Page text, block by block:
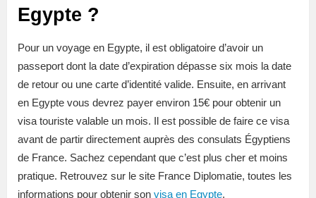
Egypte ?
Pour un voyage en Egypte, il est obligatoire d’avoir un
passeport dont la date d’expiration dépasse six mois la date
de retour ou une carte d’identité valide. Ensuite, en arrivant
en Egypte vous devrez payer environ 15€ pour obtenir un
visa touriste valable un mois. Il est possible de faire ce visa
avant de partir directement auprès des consulats Égyptiens
de France. Sachez cependant que c’est plus cher et moins
pratique. Retrouvez sur le site France Diplomatie, toutes les
informations pour obtenir son visa en Egypte.